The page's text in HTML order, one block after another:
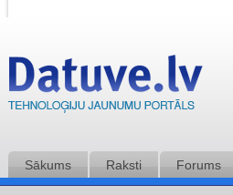
Sākums Raksti Forums